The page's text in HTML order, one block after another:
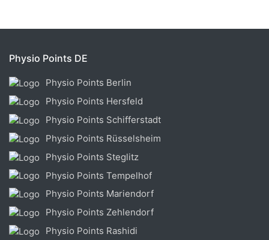
Physio Points DE
Physio Points Berlin
Physio Points Hersfeld
Physio Points Schifferstadt
Physio Points Rüsselsheim
Physio Points Steglitz
Physio Points Tempelhof
Physio Points Mariendorf
Physio Points Zehlendorf
Physio Points Rashidi